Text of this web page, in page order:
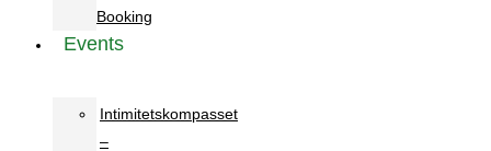
Booking
Events
Intimitetskompasset
–